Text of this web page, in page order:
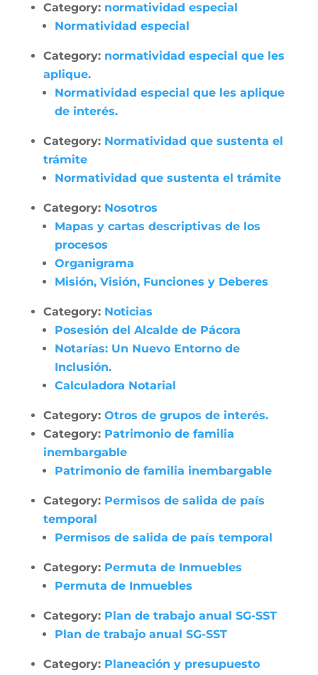
Category: normatividad especial
Normatividad especial
Category: normatividad especial que les
aplique.
Normatividad especial que les aplique
de interés.
Category: Normatividad que sustenta el
trámite
Normatividad que sustenta el trámite
Category: Nosotros
Mapas y cartas descriptivas de los
procesos
Organigrama
Misión, Visión, Funciones y Deberes
Category: Noticias
Posesión del Alcalde de Pácora
Notarías: Un Nuevo Entorno de
Inclusión.
Calculadora Notarial
Category: Otros de grupos de interés.
Category: Patrimonio de familia
inembargable
Patrimonio de familia inembargable
Category: Permisos de salida de país
temporal
Permisos de salida de país temporal
Category: Permuta de Inmuebles
Permuta de Inmuebles
Category: Plan de trabajo anual SG-SST
Plan de trabajo anual SG-SST
Category: Planeación y presupuesto